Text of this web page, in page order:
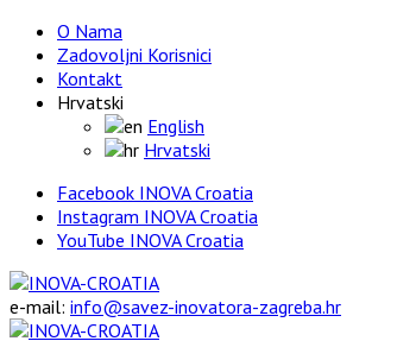
O Nama
Zadovoljni Korisnici
Kontakt
Hrvatski
English
Hrvatski
Facebook INOVA Croatia
Instagram INOVA Croatia
YouTube INOVA Croatia
e-mail: info@savez-inovatora-zagreba.hr